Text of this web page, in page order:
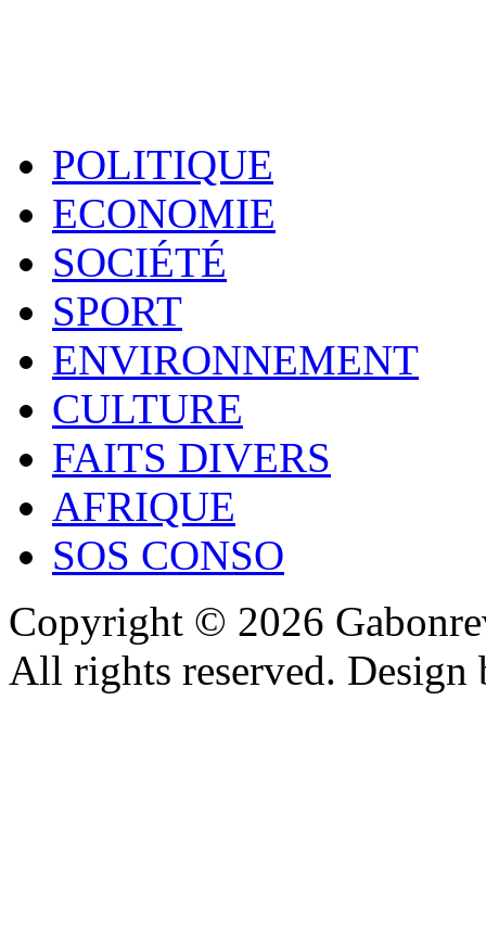
POLITIQUE
ECONOMIE
SOCIÉTÉ
SPORT
ENVIRONNEMENT
CULTURE
FAITS DIVERS
AFRIQUE
SOS CONSO
Copyright © 2026
All rights reserved.